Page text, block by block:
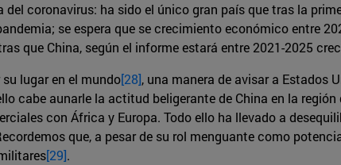
coronavirus: ha sido el único gran país que tras la
se espera que se crecimiento económico entre
que China, según el informe estará entre 2021-2025
lugar en el mundo[28], una manera de avisar a Estados
cabe aunarle la actitud beligerante de China en la
con África y Europa. Todo ello ha llevado a
que, a pesar de su rol menguante como
[29].